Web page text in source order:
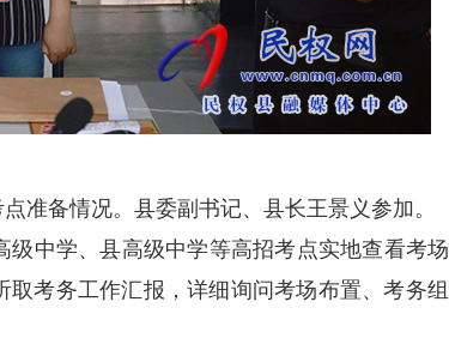
备情况。县委副书记、县长王景义参加。
中学、县高级中学等高招考点实地查看考场
考务工作汇报，详细询问考场布置、考务组